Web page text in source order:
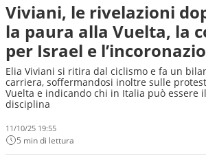
Viviani, le rivelazioni
la paura alla Vuelta, la
per Israel e
Elia Viviani si ritira dal ciclismo e fa un
carriera, soffermandosi inoltre sulle
Vuelta e indicando chi in Italia può essere
disciplina
11/10/25 19:55
5 min di lettura